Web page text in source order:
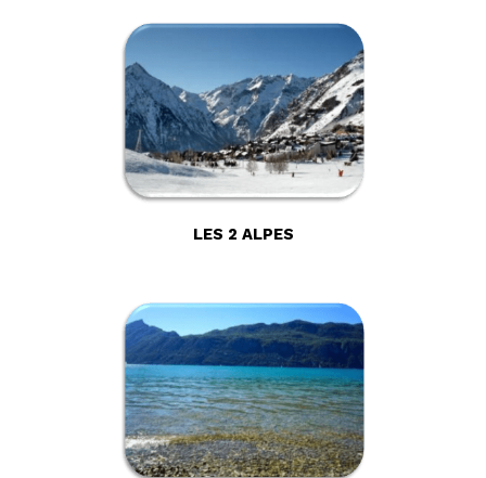
LES 2 ALPES